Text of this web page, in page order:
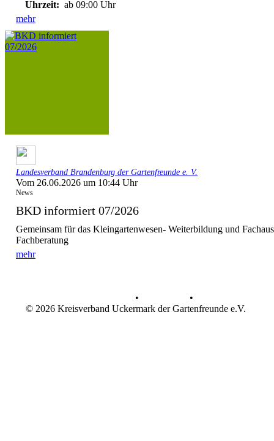
Uhrzeit: ab 09:00 Uhr
mehr
Landesverband Brandenburg der Gartenfreunde e. V.
Vom 26.06.2026 um 10:44 Uhr
News
BKD informiert 07/2026
Gemeinsam für das Kleingartenwesen- Weiterbildung und
Fachberatung
mehr
•
•
© 2026 Kreisverband Uckermark der Gartenfreunde e.V.